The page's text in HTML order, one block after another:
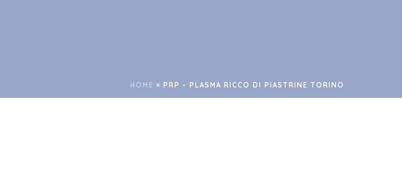
HOME » PRP – PLASMA RICCO DI PIASTRINE TORINO